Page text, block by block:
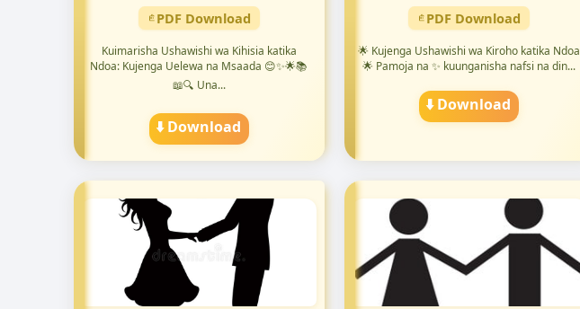
PDF Download
Kuimarisha Ushawishi wa Kihisia katika
Ndoa: Kujenga Uelewa na Msaada 😊✨🌟📚
📖🔍 Una...
⬇️ Download
PDF Download
🌟 Kujenga Ushawishi wa Kiroho katika Ndoa
🌟 Pamoja na ✨ kuunganisha nafsi na din...
⬇️ Download